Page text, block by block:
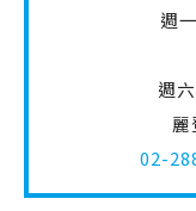
週
週
02-